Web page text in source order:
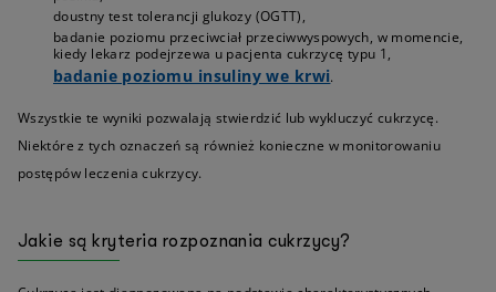
doustny test tolerancji glukozy (OGTT),
badanie poziomu przeciwciał przeciwwyspowych, w momencie,
kiedy lekarz podejrzewa u pacjenta cukrzycę typu 1,
badanie poziomu insuliny we krwi.
Wszystkie te wyniki pozwalają stwierdzić lub wykluczyć cukrzycę.
Niektóre z tych oznaczeń są również konieczne w monitorowaniu
postępów leczenia cukrzycy.
Jakie są kryteria rozpoznania cukrzycy?